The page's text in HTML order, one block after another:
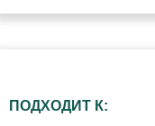
ПОДХОДИТ К: